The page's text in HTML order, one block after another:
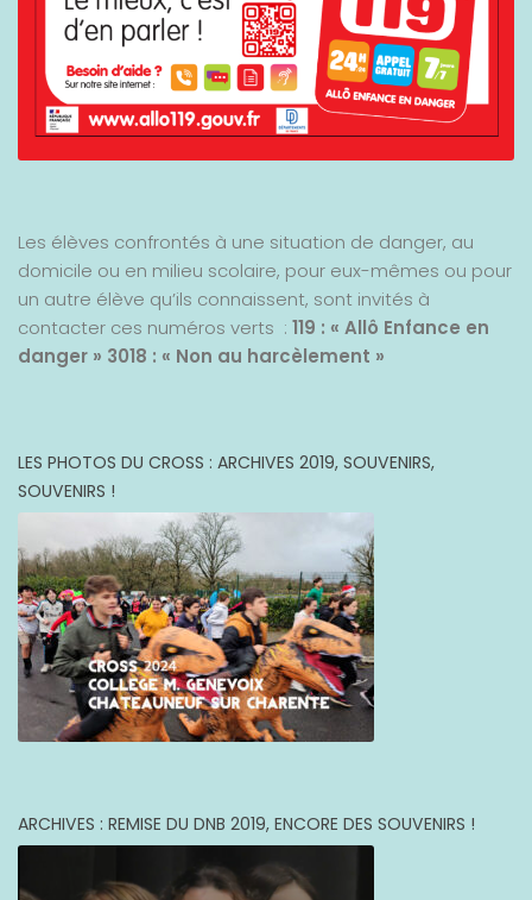
Les élèves confrontés à une situation de danger, au
domicile ou en milieu scolaire, pour eux-mêmes ou pour
un autre élève qu’ils connaissent, sont invités à
contacter ces numéros verts : 119 : « Allô Enfance en
danger » 3018 : « Non au harcèlement »
LES PHOTOS DU CROSS : ARCHIVES 2019, SOUVENIRS,
SOUVENIRS !
ARCHIVES : REMISE DU DNB 2019, ENCORE DES SOUVENIRS !